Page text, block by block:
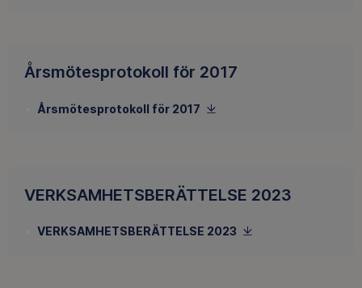
Årsmötesprotokoll för 2017
Årsmötesprotokoll för 2017
VERKSAMHETSBERÄTTELSE 2023
VERKSAMHETSBERÄTTELSE 2023